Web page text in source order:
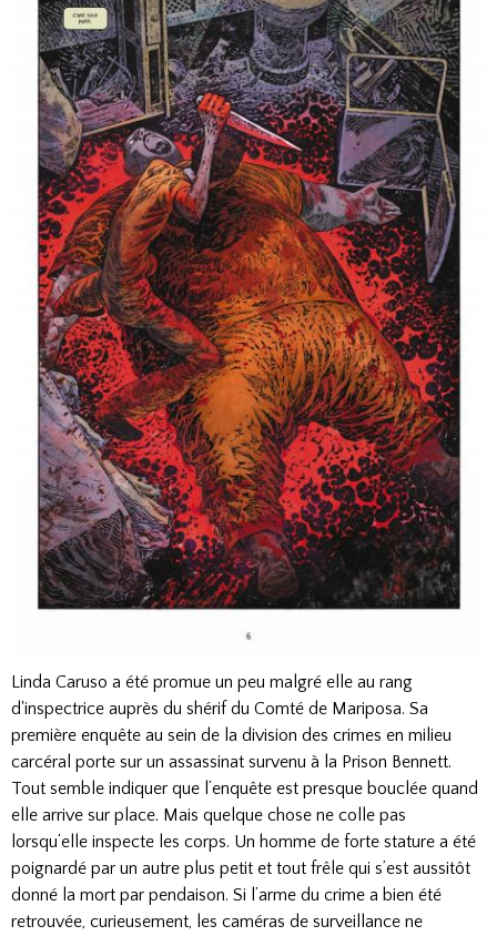
Linda Caruso a été promue un peu malgré elle au rang
d'inspectrice auprès du shérif du Comté de Mariposa. Sa
première enquête au sein de la division des crimes en milieu
carcéral porte sur un assassinat survenu à la Prison Bennett.
Tout semble indiquer que l’enquête est presque bouclée quand
elle arrive sur place. Mais quelque chose ne colle pas
lorsqu’elle inspecte les corps. Un homme de forte stature a été
poignardé par un autre plus petit et tout frêle qui s’est aussitôt
donné la mort par pendaison. Si l’arme du crime a bien été
retrouvée, curieusement, les caméras de surveillance ne